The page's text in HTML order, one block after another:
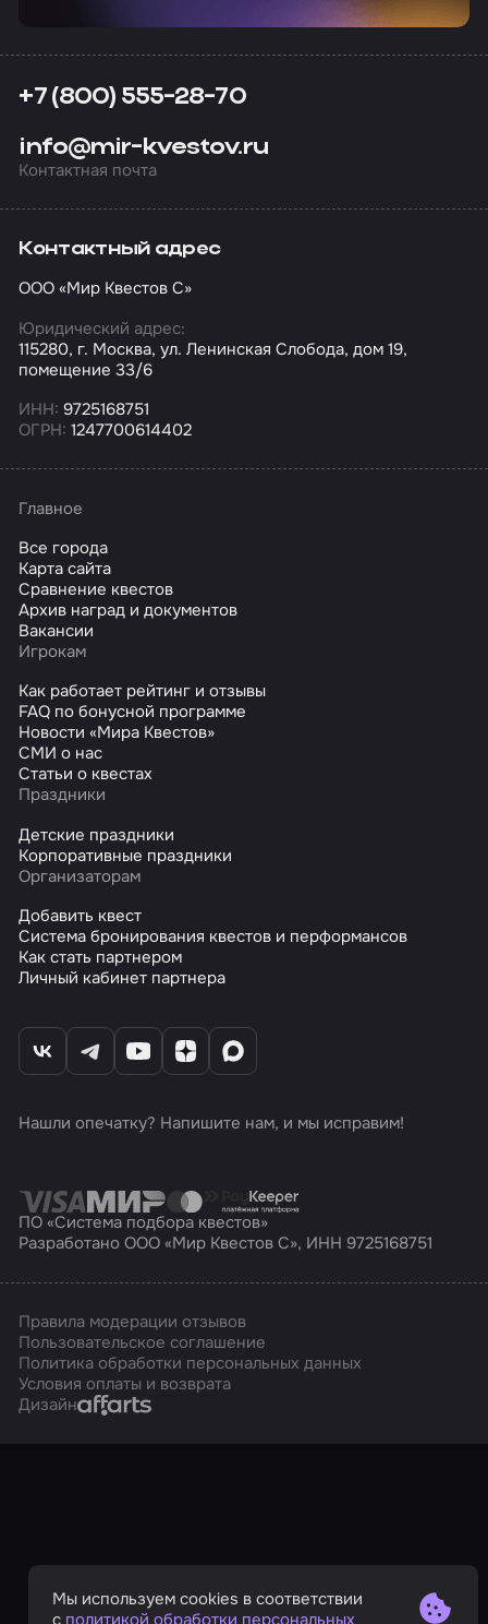
+7 (800) 555-28-70
info@mir-kvestov.ru
Контактная почта
Контактный адрес
ООО «Мир Квестов С»
Юридический адрес:
115280, г. Москва, ул. Ленинская Слобода, дом 19,
помещение 33/6
ИНН: 9725168751
ОГРН: 1247700614402
Главное
Все города
Карта сайта
Сравнение квестов
Архив наград и документов
Вакансии
Игрокам
Как работает рейтинг и отзывы
FAQ по бонусной программе
Новости «Мира Квестов»
СМИ о нас
Статьи о квестах
Праздники
Детские праздники
Корпоративные праздники
Организаторам
Добавить квест
Система бронирования квестов и перформансов
Как стать партнером
Личный кабинет партнера
Нашли опечатку? Напишите нам, и мы исправим!
ПО «Система подбора квестов»
Разработано ООО «Мир Квестов С», ИНН 9725168751
Правила модерации отзывов
Пользовательское соглашение
Политика обработки персональных данных
Условия оплаты и возврата
ДизайнAffarts
Мы используем cookies в соответствии
с политикой обработки персональных